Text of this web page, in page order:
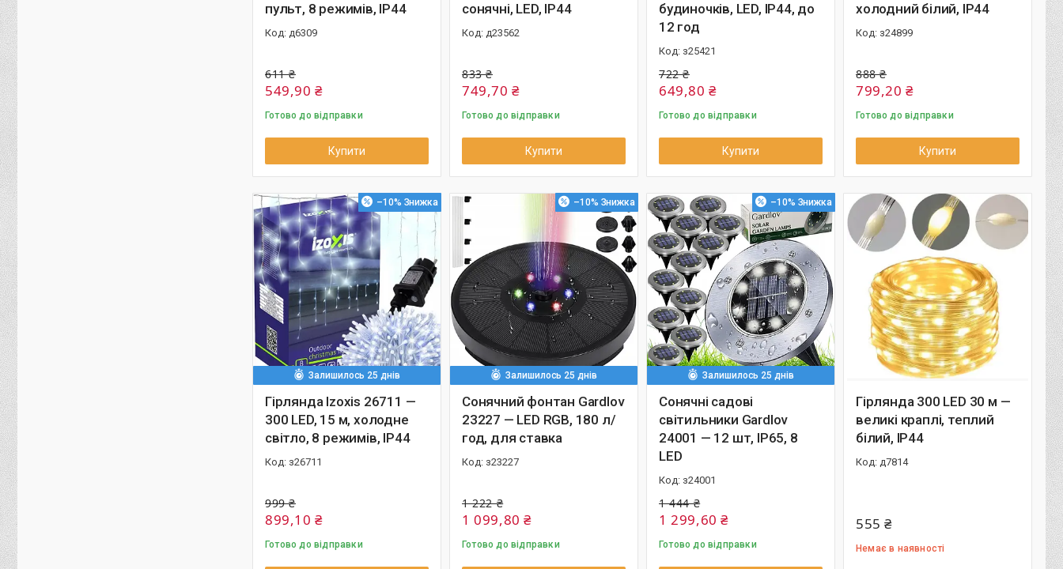
пульт, 8 режимів, IP44
д6309
611 ₴
549,90 ₴
Готово до відправки
Купити
сонячні, LED, IP44
д23562
833 ₴
749,70 ₴
Готово до відправки
Купити
будиночків, LED, IP44, до
12 год
з25421
722 ₴
649,80 ₴
Готово до відправки
Купити
холодний білий, IP44
з24899
888 ₴
799,20 ₴
Готово до відправки
Купити
–10%
Залишилось 25 днів
Гірлянда Izoxis 26711 —
300 LED, 15 м, холодне
світло, 8 режимів, IP44
з26711
999 ₴
899,10 ₴
Готово до відправки
–10%
Залишилось 25 днів
Сонячний фонтан Gardlov
23227 — LED RGB, 180 л/
год, для ставка
з23227
1 222 ₴
1 099,80 ₴
Готово до відправки
–10%
Залишилось 25 днів
Сонячні садові
світильники Gardlov
24001 — 12 шт, IP65, 8
LED
з24001
1 444 ₴
1 299,60 ₴
Готово до відправки
Гірлянда 300 LED 30 м —
великі краплі, теплий
білий, IP44
д7814
555 ₴
Немає в наявності